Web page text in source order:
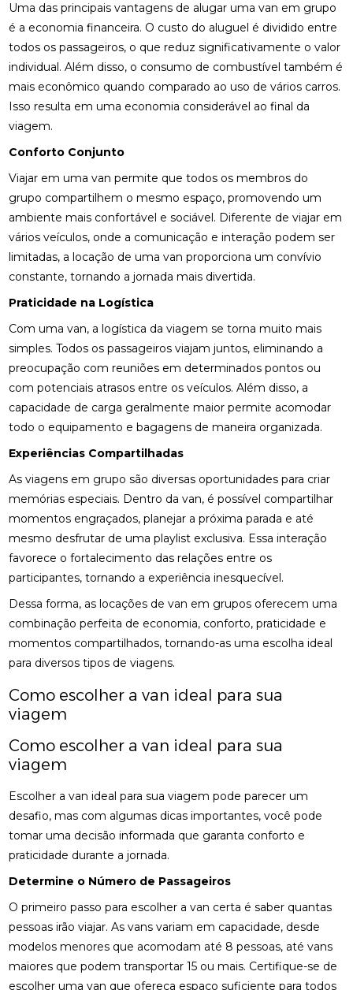
Uma das principais vantagens de alugar uma van em grupo
é a economia financeira. O custo do aluguel é dividido entre
todos os passageiros, o que reduz significativamente o valor
individual. Além disso, o consumo de combustível também é
mais econômico quando comparado ao uso de vários carros.
Isso resulta em uma economia considerável ao final da
viagem.
Conforto Conjunto
Viajar em uma van permite que todos os membros do
grupo compartilhem o mesmo espaço, promovendo um
ambiente mais confortável e sociável. Diferente de viajar em
vários veículos, onde a comunicação e interação podem ser
limitadas, a locação de uma van proporciona um convívio
constante, tornando a jornada mais divertida.
Praticidade na Logística
Com uma van, a logística da viagem se torna muito mais
simples. Todos os passageiros viajam juntos, eliminando a
preocupação com reuniões em determinados pontos ou
com potenciais atrasos entre os veículos. Além disso, a
capacidade de carga geralmente maior permite acomodar
todo o equipamento e bagagens de maneira organizada.
Experiências Compartilhadas
As viagens em grupo são diversas oportunidades para criar
memórias especiais. Dentro da van, é possível compartilhar
momentos engraçados, planejar a próxima parada e até
mesmo desfrutar de uma playlist exclusiva. Essa interação
favorece o fortalecimento das relações entre os
participantes, tornando a experiência inesquecível.
Dessa forma, as locações de van em grupos oferecem uma
combinação perfeita de economia, conforto, praticidade e
momentos compartilhados, tornando-as uma escolha ideal
para diversos tipos de viagens.
Como escolher a van ideal para sua
viagem
Como escolher a van ideal para sua
viagem
Escolher a van ideal para sua viagem pode parecer um
desafio, mas com algumas dicas importantes, você pode
tomar uma decisão informada que garanta conforto e
praticidade durante a jornada.
Determine o Número de Passageiros
O primeiro passo para escolher a van certa é saber quantas
pessoas irão viajar. As vans variam em capacidade, desde
modelos menores que acomodam até 8 pessoas, até vans
maiores que podem transportar 15 ou mais. Certifique-se de
escolher uma van que ofereça espaço suficiente para todos